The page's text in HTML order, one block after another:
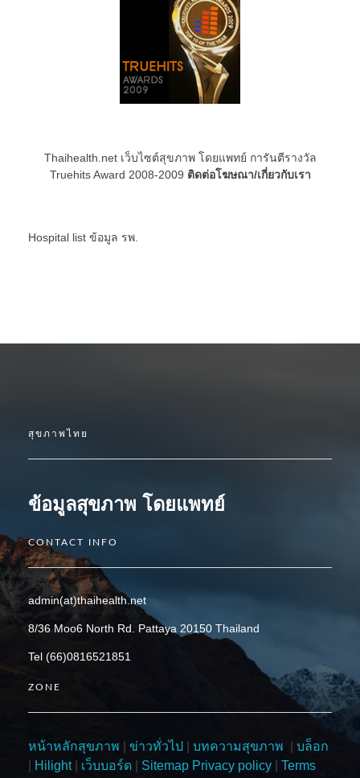
Thaihealth.net เว็บไซต์สุขภาพ โดยแพทย์ การันตีรางวัล
Truehits Award 2008-2009 ติดต่อโฆษณา/เกี่ยวกับเรา
Hospital list ข้อมูล รพ.
สุขภาพไทย
ข้อมูลสุขภาพ โดยแพทย์
CONTACT INFO
admin(at)thaihealth.net
8/36 Moo6 North Rd. Pattaya 20150 Thailand
Tel (66)0816521851
ZONE
หน้าหลักสุขภาพ ข่าวทั่วไป บทความสุขภาพ
บล็อก
Hilight| เว็บบอร์ด Sitemap Privacy policy
Terms